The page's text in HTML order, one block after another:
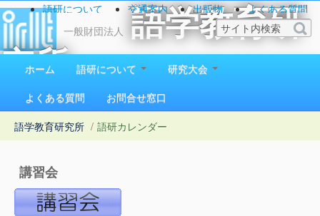
一般財団法人
語学教育研
究所
1923（大正12）年創立
語研について 交通案内 出版物
よくある質問
お問い合わせ
ホーム 語研について
研究大会
よくある質問
お問合せ窓口
語学教育研究所 / 語研カレンダー
講習会